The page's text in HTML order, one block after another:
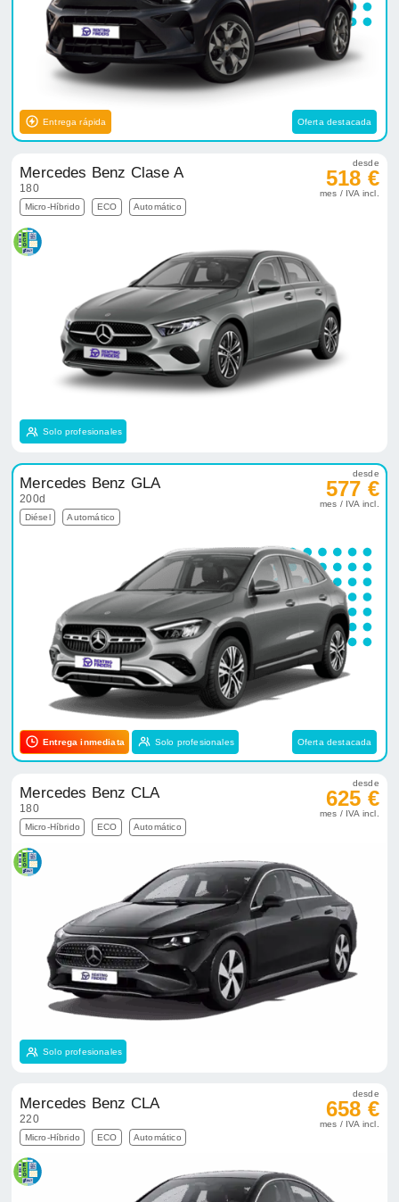
Entrega rápida Oferta destacada
Mercedes Benz Clase A
180
Micro-Híbrido ECO Automático
desde
518 €
mes / IVA incl.
Solo profesionales
Mercedes Benz GLA
200d
Diésel Automático
desde
577 €
mes / IVA incl.
Entrega inmediata Solo profesionales Oferta destacada
Mercedes Benz CLA
180
Micro-Híbrido ECO Automático
desde
625 €
mes / IVA incl.
Solo profesionales
Mercedes Benz CLA
220
Micro-Híbrido ECO Automático
desde
658 €
mes / IVA incl.